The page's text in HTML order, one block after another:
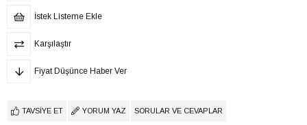
İstek Listeme Ekle
Karşılaştır
Fiyat Düşünce Haber Ver
TAVSIYE ET YORUM YAZ SORULAR VE CEVAPLAR